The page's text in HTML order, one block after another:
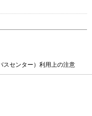
スセンター）利用上の注意